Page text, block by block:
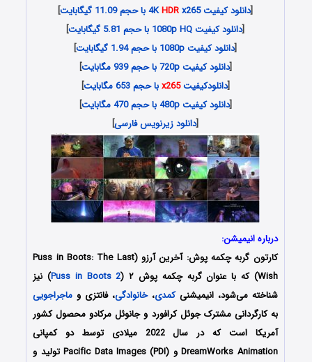
[دانلود کیفیت 4K HDRx265 با حجم 11.09 گیگابایت
]
[دانلود کیفیت 1080p HQ با حجم 5.81 گیگابایت
]
[دانلود کیفیت 1080p با حجم 1.94 گیگابایت
]
[دانلود کیفیت 720p با حجم 939 مگابایت
]
[دانلودکیفیتx265با حجم 653 مگابایت
]
[دانلود کیفیت 480p با حجم 470 مگابایت
]
[دانلود زیرنویس فارسی]
درباره انیمیشن:
کارتون گربه چکمه پوش: آخرین آرزو (Puss in Boots: The Last
Wish) که با عنوان گربه چکمه پوش ۲ (
Puss in Boots 2) نیز
شناخته می‌شود، انیمیشنیکمدی،خانوادگی، فانتزی و ماجراجویی
به کارگردانی مشترک جوئل کرافورد و جانوئل مرکادو محصول کشور
آمریکا است که در سال 2022 میلادی توسط دو کمپانی
DreamWorks Animation و Pacific Data Images (PDI) تولید و